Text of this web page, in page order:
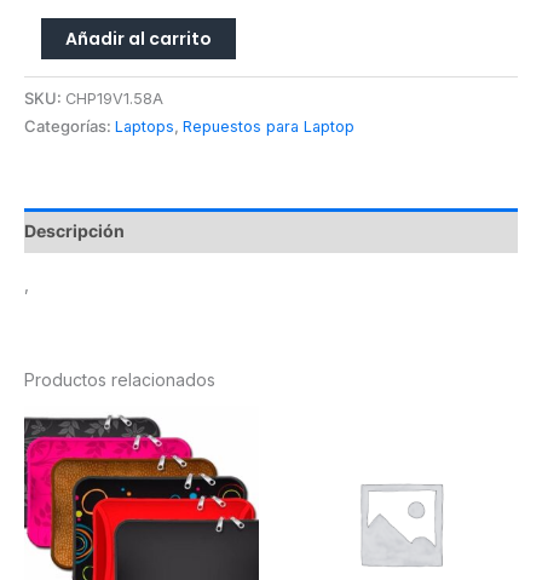
Añadir al carrito
SKU: CHP19V1.58A
Categorías: Laptops, Repuestos para Laptop
Descripción
Productos relacionados